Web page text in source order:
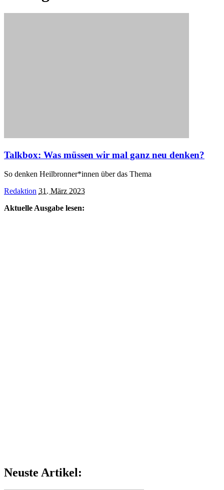
Talkbox: Was müssen wir mal ganz neu denken?
So denken Heilbronner*innen über das Thema
Posted
Redaktion 31. März 2023
Aktuelle Ausgabe lesen:
Neuste Artikel: